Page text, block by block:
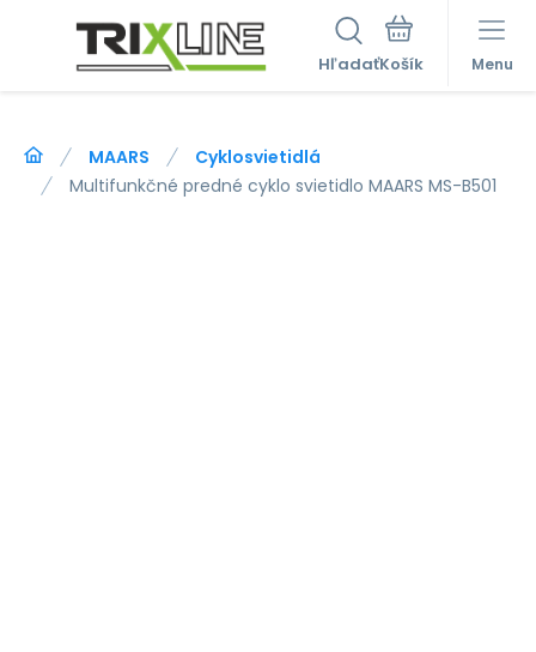
Hľadať Menu
MAARS
Cyklosvietidlá
Multifunkčné predné cyklo svietidlo MAARS MS-B501